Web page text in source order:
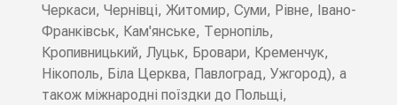
Черкаси, Чернівці, Житомир, Суми, Рівне, Івано-
Франківськ, Кам'янське, Тернопіль,
Кропивницький, Луцьк, Бровари, Кременчук,
Нікополь, Біла Церква, Павлоград, Ужгород), а
також міжнародні поїздки до Польщі,